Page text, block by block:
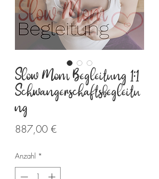
Slow Mom Begleitung 1:1
Schwangerschaftsbegleitu
ng
887,00 €Preis
Anzahl *